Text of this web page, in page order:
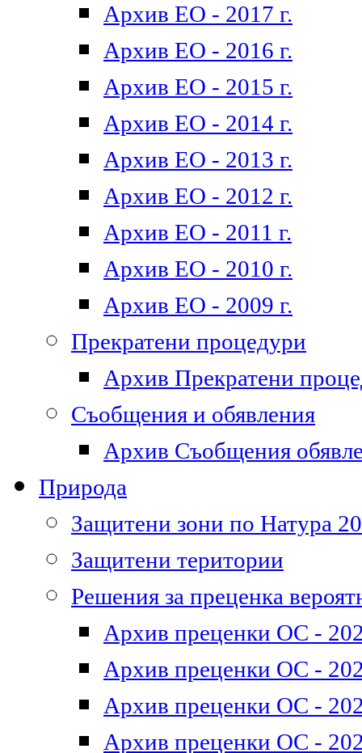
Архив ЕО - 2017 г.
Архив ЕО - 2016 г.
Архив ЕО - 2015 г.
Архив ЕО - 2014 г.
Архив ЕО - 2013 г.
Архив ЕО - 2012 г.
Архив ЕО - 2011 г.
Архив ЕО - 2010 г.
Архив ЕО - 2009 г.
Прекратени процедури
Архив Прекратени
Съобщения и обявления
Архив Съобщения
Природа
Защитени зони по Натура
Защитени територии
Решения за преценка
Архив преценки ОС -
Архив преценки ОС -
Архив преценки ОС -
Архив преценки ОС -